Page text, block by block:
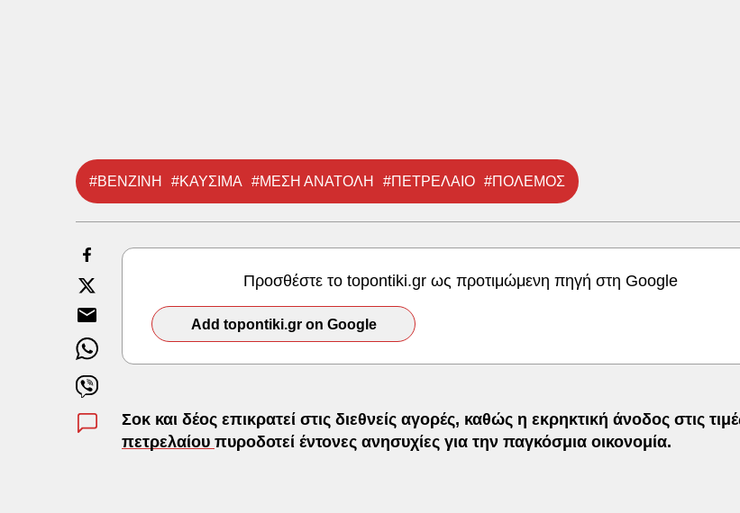
#ΒΕΝΖΙΝΗ #ΚΑΥΣΙΜΑ #ΜΕΣΗ ΑΝΑΤΟΛΗ #ΠΕΤΡΕΛΑΙΟ #ΠΟΛΕΜΟΣ
Προσθέστε το topontiki.gr ως προτιμώμενη πηγή στη Google
Add topontiki.gr on Google
Σοκ και δέος επικρατεί στις διεθνείς αγορές, καθώς η εκρηκτική άνοδος στις
πετρελαίου πυροδοτεί έντονες ανησυχίες για την παγκόσμια οικονομία.